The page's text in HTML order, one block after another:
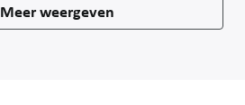
Meer weergeven